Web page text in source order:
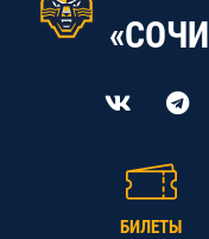
БИЛЕТЫ